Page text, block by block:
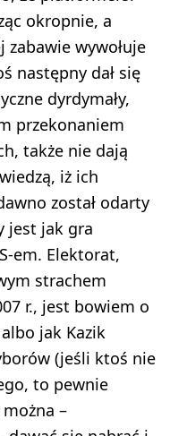
okropnie, a
wywołuje
następny dał się
dyrdymały,
przekonaniem
także nie dają
iż ich
został odarty
jest jak gra
em. Elektorat,
strachem
r., jest bowiem o
jak Kazik
(jeśli ktoś nie
to pewnie
–